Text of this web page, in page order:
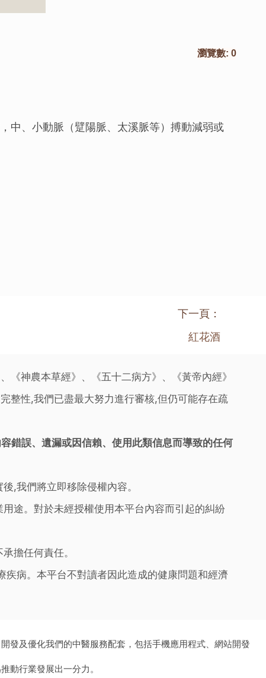
瀏覽數: 0
中、小動脈（躄陽脈、太溪脈等）搏動減弱或
下一頁：
紅花酒
神農本草經》、《五十二病方》、《黃帝內經》
整性,我們已盡最大努力進行審核,但仍可能存在疏
錯誤、遺漏或因信賴、使用此類信息而導致的任何
,我們將立即移除侵權內容。
途。對於未經授權使用本平台內容而引起的糾紛
擔任何責任。
病。本平台不對讀者因此造成的健康問題和經濟
發及優化我們的中醫服務配套，包括手機應用程式、網站開發
動行業發展出一分力。